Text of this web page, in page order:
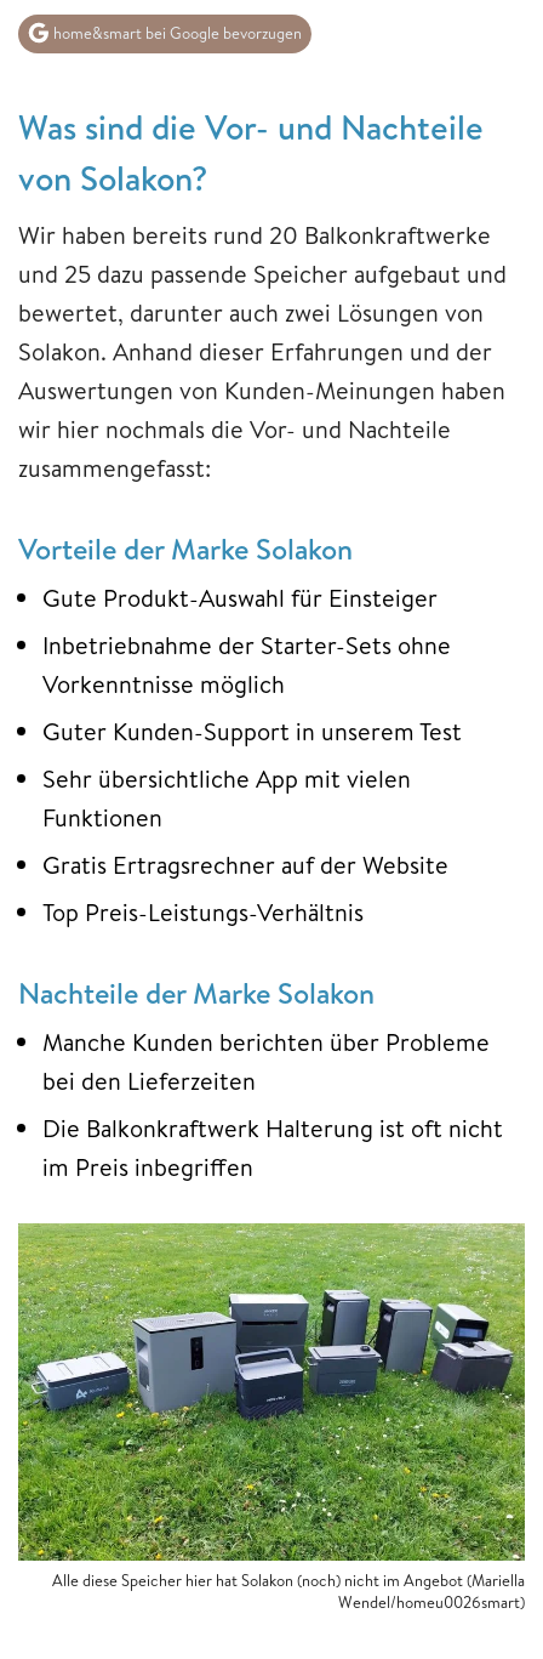
home&smart bei Google bevorzugen
Was sind die Vor- und Nachteile
von Solakon?
Wir haben bereits rund 20 Balkonkraftwerke
und 25 dazu passende Speicher aufgebaut und
bewertet, darunter auch zwei Lösungen von
Solakon. Anhand dieser Erfahrungen und der
Auswertungen von Kunden-Meinungen haben
wir hier nochmals die Vor- und Nachteile
zusammengefasst:
Vorteile der Marke Solakon
Gute Produkt-Auswahl für Einsteiger
Inbetriebnahme der Starter-Sets ohne
Vorkenntnisse möglich
Guter Kunden-Support in unserem Test
Sehr übersichtliche App mit vielen
Funktionen
Gratis Ertragsrechner auf der Website
Top Preis-Leistungs-Verhältnis
Nachteile der Marke Solakon
Manche Kunden berichten über Probleme
bei den Lieferzeiten
Die Balkonkraftwerk Halterung ist oft nicht
im Preis inbegriffen
Alle diese Speicher hier hat Solakon (noch) nicht im Angebot (Mariella
Wendel/homeu0026smart)